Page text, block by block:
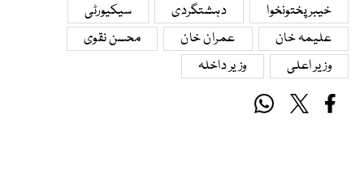
خیبرپختونخوا
دہشتگردی
سیکیورٹی
علیمہ خان
عمران خان
محسن نقوی
وزیر اعلی
وزیر داخلہ